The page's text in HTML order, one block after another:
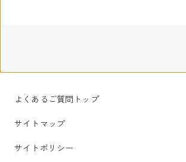
よくあるご質問トップ
サイトマップ
サイトポリシー